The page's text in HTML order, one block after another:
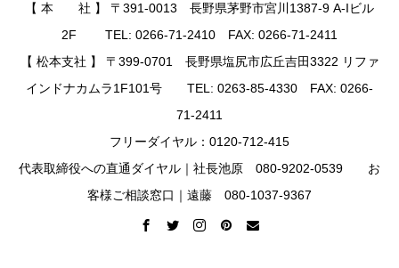
【 本 社 】 〒391-0013 長野県茅野市宮川1387-9 A-Iビル
2F TEL: 0266-71-2410 FAX: 0266-71-2411
【 松本支社 】 〒399-0701 長野県塩尻市広丘吉田3322 リファ
インドナカムラ1F101号 TEL: 0263-85-4330 FAX: 0266-
71-2411
フリーダイヤル：0120-712-415
代表取締役への直通ダイヤル｜社長池原 080-9202-0539 お
客様ご相談窓口｜遠藤 080-1037-9367